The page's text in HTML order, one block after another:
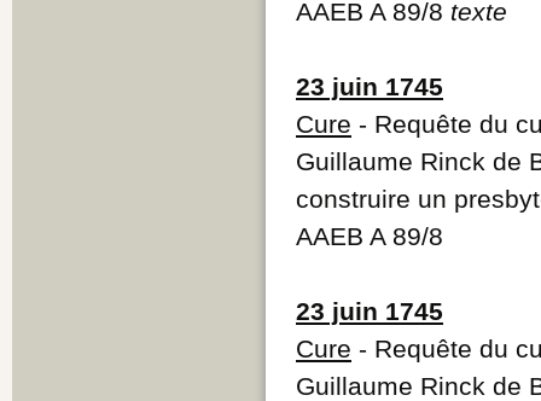
AAEB A 89/8 texte
23 juin 1745
Cure - Requête du
Guillaume Rinck de
construire un
AAEB A 89/8
23 juin 1745
Cure - Requête du
Guillaume Rinck de